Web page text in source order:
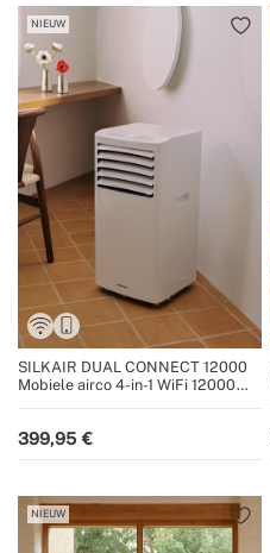
NIEUW
SILKAIR DUAL CONNECT 12000
Mobiele airco 4-in-1 WiFi 12000
399,95
NIEUW